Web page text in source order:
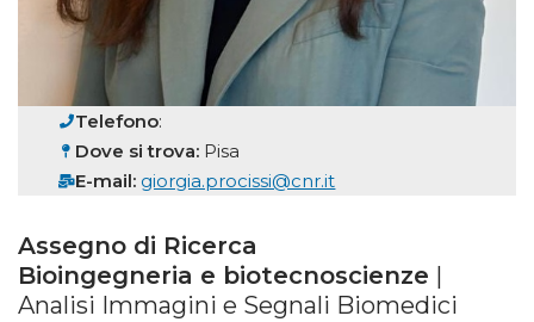
Telefono:
Dove si trova: Pisa
E-mail: giorgia.procissi@cnr.it
Assegno di Ricerca
Bioingegneria e biotecnoscienze |
Analisi Immagini e Segnali Biomedici